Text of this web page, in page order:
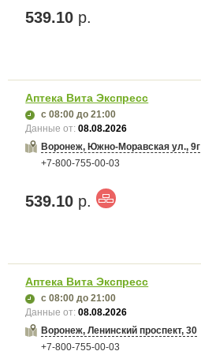
539.10 р.
Аптека Вита Экспресс
с 08:00 до 21:00
Данные от:08.08.2026
Воронеж, Южно-Моравская ул., 9г
+7-800-755-00-03
539.10 р.
Аптека Вита Экспресс
с 08:00 до 21:00
Данные от:08.08.2026
Воронеж, Ленинский проспект, 30
+7-800-755-00-03